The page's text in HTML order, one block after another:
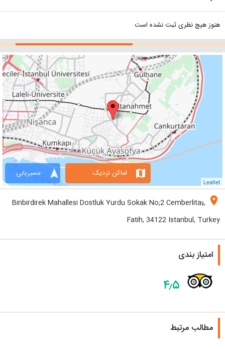
هنوز هیچ نظری ثبت نشده است
Leaflet
navigation مسیریابی map اماکن نزدیک
location_on
Binbirdirek Mahallesi Dostluk Yurdu Sokak No;2 Cemberlitaş,
Fatih, 34122 Istanbul, Turkey
امتیاز بندی
۴٫۵
مطالب مرتبط